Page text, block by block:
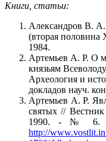
Книги, статьи:
Александров В. А.
(вторая половина
1984.
Артемьев А. Р. О
князьям
Археология и
докладов науч.
Артемьев А. Р.
святых //
1990. - № 6. -
http://